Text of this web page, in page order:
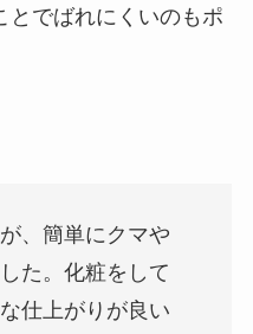
とでばれにくいのもポ
、簡単にクマや
た。化粧をして
仕上がりが良い